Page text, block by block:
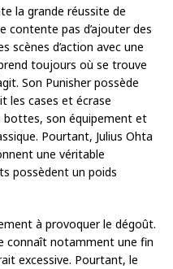
la grande réussite de
contente pas d’ajouter des
scènes d’action avec une
toujours où se trouve
Son Punisher possède
les cases et écrase
bottes, son équipement et
Pourtant, Julius Ohta
une véritable
possèdent un poids
à provoquer le dégoût.
connaît notamment une fin
excessive. Pourtant, le